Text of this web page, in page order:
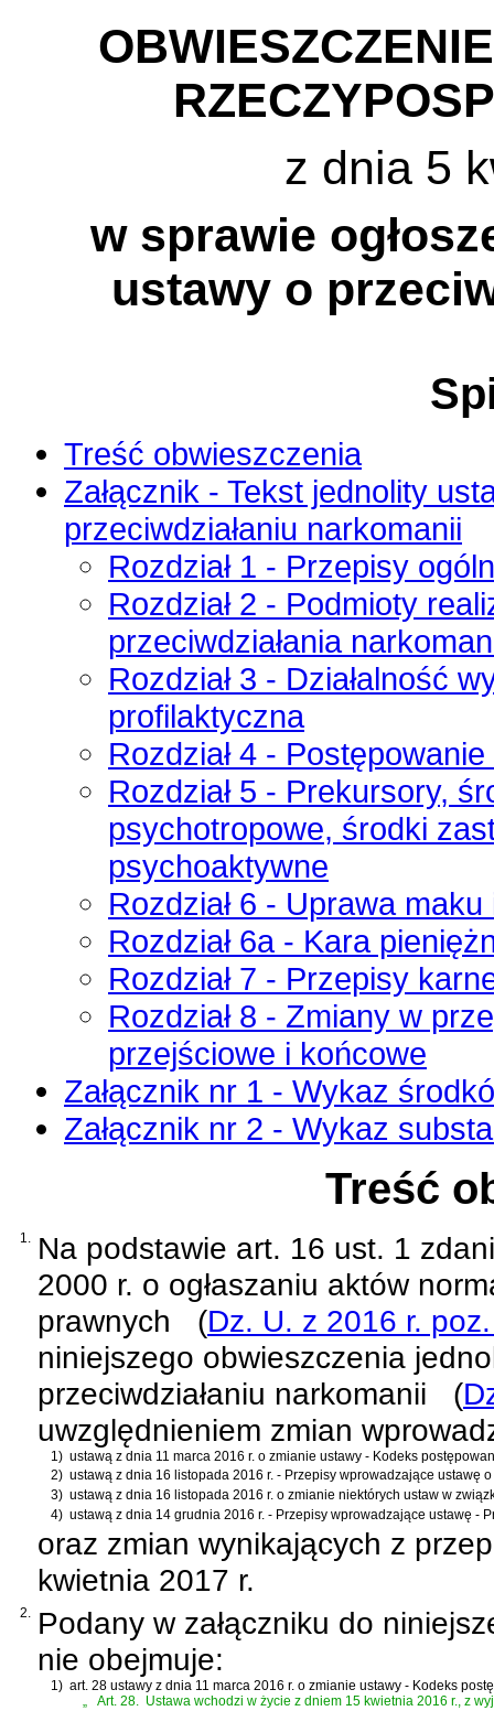
z dnia 5
w sprawie
ustawy o
Treść obwieszczenia
Załącznik - Tekst jednolity
przeciwdziałaniu narkomanii
Rozdział 1 - Przepisy
Rozdział 2 - Podmioty
przeciwdziałania
Rozdział 3 - Działalność
profilaktyczna
Rozdział 4 -
Rozdział 5 - Prekursory,
psychotropowe, środki
psychoaktywne
Rozdział 6 - Uprawa
Rozdział 6a - Kara
Rozdział 7 - Przepisy
Rozdział 8 - Zmiany w
przejściowe i końcowe
Załącznik nr 1 - Wykaz
Załącznik nr 2 - Wykaz
Treść
1. Na podstawie art. 16 ust. 1
2000 r. o ogłaszaniu aktów
prawnych
(Dz. U. z 2016 r.
niniejszego obwieszczenia
przeciwdziałaniu narkomanii
(
uwzględnieniem zmian
1) ustawą z dnia 11 marca 2016 r. o zmianie ustawy - Kodeks
2) ustawą z dnia 16 listopada 2016 r. - Przepisy wprowadzające ustawę
3) ustawą z dnia 16 listopada 2016 r. o zmianie niektórych ustaw w
4) ustawą z dnia 14 grudnia 2016 r. - Przepisy wprowadzające ustawę -
oraz zmian wynikających z
kwietnia 2017 r.
2. Podany w załączniku do
nie obejmuje:
1) art. 28 ustawy z dnia 11 marca 2016 r. o zmianie ustawy - Kodeks
„
Art. 28. Ustawa wchodzi w życie z dniem 15 kwietnia 2016 r., z